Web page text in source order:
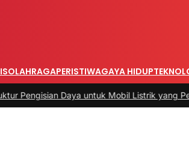
OLAHRAGAPERISTIWAGAYA HIDUP
Daya untuk Mobil Listrik yang Perlu